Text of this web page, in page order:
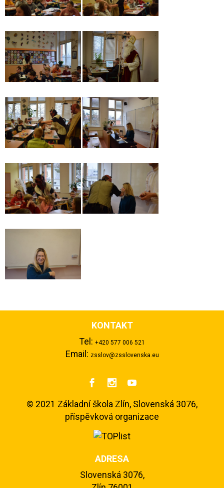
KONTAKT
Tel: +420 577 006 521
Email: zsslov@zsslovenska.eu
  
© 2021 Základní škola Zlín, Slovenská 3076,
příspěvková organizace
ADRESA
Slovenská 3076,